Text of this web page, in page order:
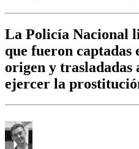
La Policía Nacional
que fueron captadas
origen y trasladadas
ejercer la